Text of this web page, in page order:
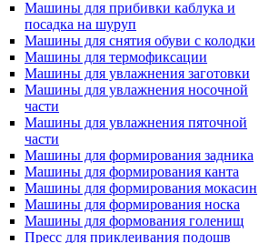
Машины для прибивки каблука и
посадка на шуруп
Машины для снятия обуви с колодки
Машины для термофиксации
Машины для увлажнения заготовки
Машины для увлажнения носочной
части
Машины для увлажнения пяточной
части
Машины для формирования задника
Машины для формирования канта
Машины для формирования мокасин
Машины для формирования носка
Машины для формования голенищ
Пресс для приклеивания подошв